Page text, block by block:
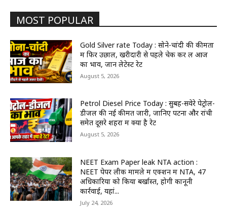
MOST POPULAR
Gold Silver rate Today : सोने-चांदी की कीमतों
में फिर उछाल, खरीदारी से पहले चेक कर लें आज
का भाव, जानें लेटेस्ट रेट
August 5, 2026
Petrol Diesel Price Today : सुबह-सवेरे पेट्रोल-
डीजल की नई कीमतें जारी, जानिए पटना और रांची
समेत दूसरे शहरों में क्या है रेट
August 5, 2026
NEET Exam Paper leak NTA action :
NEET पेपर लीक मामले में एक्शन में NTA, 47
अधिकारियों को किया बर्खास्त, होगी कानूनी
कार्रवाई, यहां...
July 24, 2026